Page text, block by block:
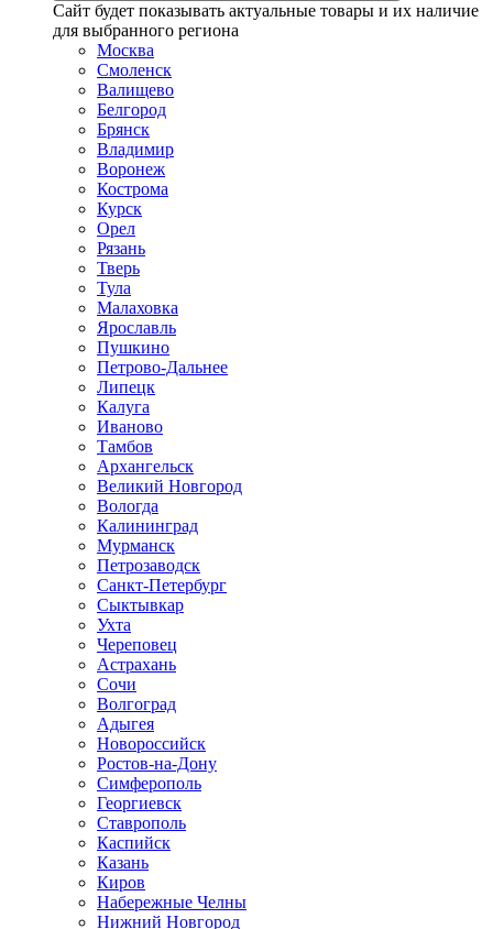
Сайт будет показывать актуальные товары и их наличие
для выбранного региона
Москва
Смоленск
Валищево
Белгород
Брянск
Владимир
Воронеж
Кострома
Курск
Орел
Рязань
Тверь
Тула
Малаховка
Ярославль
Пушкино
Петрово-Дальнее
Липецк
Калуга
Иваново
Тамбов
Архангельск
Великий Новгород
Вологда
Калининград
Мурманск
Петрозаводск
Санкт-Петербург
Сыктывкар
Ухта
Череповец
Астрахань
Сочи
Волгоград
Адыгея
Новороссийск
Ростов-на-Дону
Симферополь
Георгиевск
Ставрополь
Каспийск
Казань
Киров
Набережные Челны
Нижний Новгород